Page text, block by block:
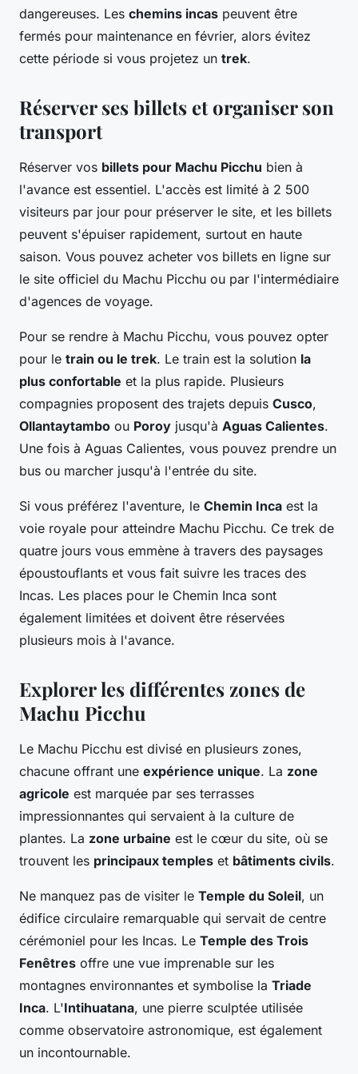
dangereuses. Les chemins incas peuvent être
fermés pour maintenance en février, alors évitez
cette période si vous projetez un trek.
Réserver ses billets et organiser son
transport
Réserver vos billets pour Machu Picchu bien à
l'avance est essentiel. L'accès est limité à 2 500
visiteurs par jour pour préserver le site, et les billets
peuvent s'épuiser rapidement, surtout en haute
saison. Vous pouvez acheter vos billets en ligne sur
le site officiel du Machu Picchu ou par l'intermédiaire
d'agences de voyage.
Pour se rendre à Machu Picchu, vous pouvez opter
pour le train ou le trek. Le train est la solution la
plus confortable et la plus rapide. Plusieurs
compagnies proposent des trajets depuis Cusco,
Ollantaytambo ou Poroy jusqu'à Aguas Calientes.
Une fois à Aguas Calientes, vous pouvez prendre un
bus ou marcher jusqu'à l'entrée du site.
Si vous préférez l'aventure, le Chemin Inca est la
voie royale pour atteindre Machu Picchu. Ce trek de
quatre jours vous emmène à travers des paysages
époustouflants et vous fait suivre les traces des
Incas. Les places pour le Chemin Inca sont
également limitées et doivent être réservées
plusieurs mois à l'avance.
Explorer les différentes zones de
Machu Picchu
Le Machu Picchu est divisé en plusieurs zones,
chacune offrant une expérience unique. La zone
agricole est marquée par ses terrasses
impressionnantes qui servaient à la culture de
plantes. La zone urbaine est le cœur du site, où se
trouvent les principaux temples et bâtiments civils.
Ne manquez pas de visiter le Temple du Soleil, un
édifice circulaire remarquable qui servait de centre
cérémoniel pour les Incas. Le Temple des Trois
Fenêtres offre une vue imprenable sur les
montagnes environnantes et symbolise la Triade
Inca. L'Intihuatana, une pierre sculptée utilisée
comme observatoire astronomique, est également
un incontournable.